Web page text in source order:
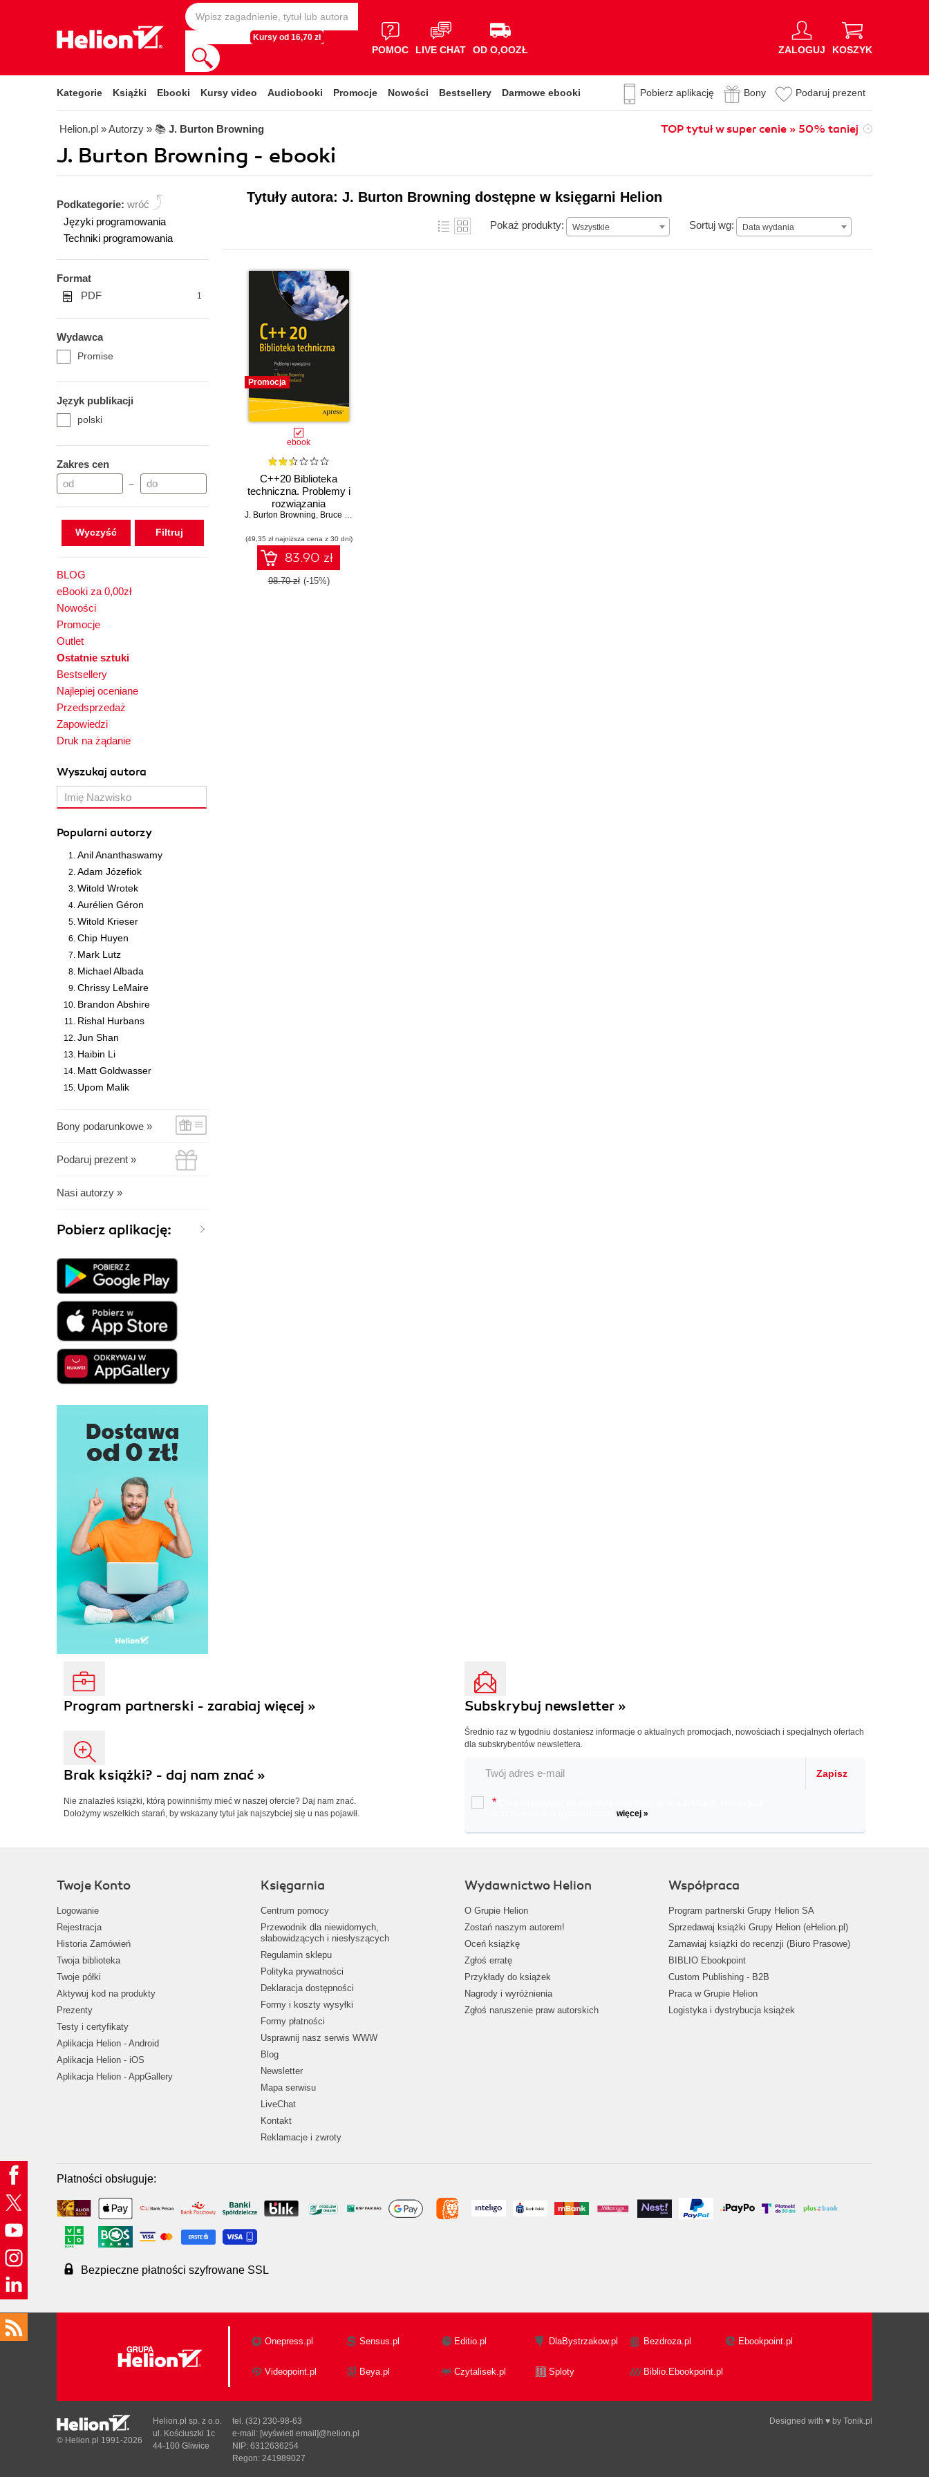
Kursy od 16,70 zł
POMOC LIVE CHAT OD O,OOZŁ ZALOGUJ KOSZYK
Kategorie Książki Ebooki Kursy video Audiobooki Promocje Nowości Bestsellery Darmowe ebooki Pobierz aplikację Bony Podaruj prezent
Helion.pl » Autorzy » 📚 J. Burton Browning TOP tytuł w super cenie » 50% taniej
J. Burton Browning - ebooki
Podkategorie: wróć
Języki programowania
Techniki programowania
Format
PDF
1
Wydawca
Promise
Język publikacji
polski
Zakres cen
–
Wyczyść
BLOG
eBooki za 0,00zł
Nowości
Promocje
Outlet
Ostatnie sztuki
Bestsellery
Najlepiej oceniane
Przedsprzedaż
Zapowiedzi
Druk na żądanie
Wyszukaj autora
Popularni autorzy
Anil Ananthaswamy
Adam Józefiok
Witold Wrotek
Aurélien Géron
Witold Krieser
Chip Huyen
Mark Lutz
Michael Albada
Chrissy LeMaire
Brandon Abshire
Rishal Hurbans
Jun Shan
Haibin Li
Matt Goldwasser
Upom Malik
Bony podarunkowe »
Podaruj prezent »
Nasi autorzy »
Pobierz aplikację:
Tytuły autora: J. Burton Browning dostępne w księgarni Helion
Pokaż produkty: Wszystkie Sortuj wg: Data wydania
Data wydania
Promocja
ebook
C++20 Biblioteka
techniczna. Problemy i
rozwiązania
J. Burton Browning, Bruce Sutherland
(49,35 zł najniższa cena z 30 dni)
83.90 zł
98.70 zł (-15%)
Program partnerski - zarabiaj więcej »
Brak książki? - daj nam znać »
Nie znalazłeś książki, którą powinniśmy mieć w naszej ofercie? Daj nam znać.
Dołożymy wszelkich starań, by wskazany tytuł jak najszybciej się u nas pojawił.
Subskrybuj newsletter »
Średnio raz w tygodniu dostaniesz informacje o aktualnych promocjach, nowościach i specjalnych ofertach
dla subskrybentów newslettera.
Zapisz
*
więcej »
Twoje Konto
Logowanie
Rejestracja
Historia Zamówień
Twoja biblioteka
Twoje półki
Aktywuj kod na produkty
Prezenty
Testy i certyfikaty
Aplikacja Helion - Android
Aplikacja Helion - iOS
Aplikacja Helion - AppGallery
Księgarnia
Centrum pomocy
Przewodnik dla niewidomych,
słabowidzących i niesłyszących
Regulamin sklepu
Polityka prywatności
Deklaracja dostępności
Formy i koszty wysyłki
Formy płatności
Usprawnij nasz serwis WWW
Blog
Newsletter
Mapa serwisu
LiveChat
Kontakt
Reklamacje i zwroty
Wydawnictwo Helion
O Grupie Helion
Zostań naszym autorem!
Oceń książkę
Zgłoś erratę
Przykłady do książek
Nagrody i wyróżnienia
Zgłoś naruszenie praw autorskich
Współpraca
Program partnerski Grupy Helion SA
Sprzedawaj książki Grupy Helion (eHelion.pl)
Zamawiaj książki do recenzji (Biuro Prasowe)
BIBLIO Ebookpoint
Custom Publishing - B2B
Praca w Grupie Helion
Logistyka i dystrybucja książek
Płatności obsługuje:
Bezpieczne płatności szyfrowane SSL
Onepress.pl Sensus.pl Editio.pl DlaBystrzakow.pl Bezdroza.pl Ebookpoint.pl
Videopoint.pl Beya.pl Czytalisek.pl Sploty Biblio.Ebookpoint.pl
Designed with ♥ by Tonik.pl
© Helion.pl 1991-2026
Helion.pl sp. z o.o.
ul. Kościuszki 1c
44-100 Gliwice
tel. (32) 230-98-63
e-mail: [wyświetl email]@helion.pl
NIP: 6312636254
Regon: 241989027